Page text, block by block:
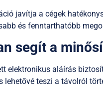
javítja a cégek
és fenntarthatóbb
segít a
elektronikus aláírás
lehetővé teszi a távolról